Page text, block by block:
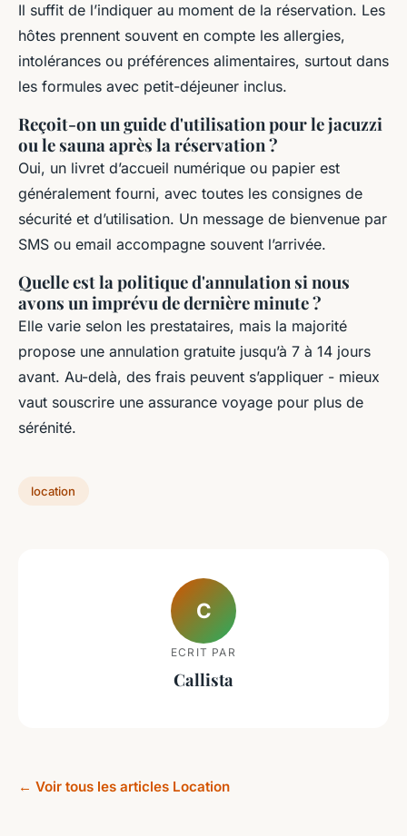
Il suffit de l’indiquer au moment de la réservation. Les
hôtes prennent souvent en compte les allergies,
intolérances ou préférences alimentaires, surtout dans
les formules avec petit-déjeuner inclus.
Reçoit-on un guide d'utilisation pour le jacuzzi
ou le sauna après la réservation ?
Oui, un livret d’accueil numérique ou papier est
généralement fourni, avec toutes les consignes de
sécurité et d’utilisation. Un message de bienvenue par
SMS ou email accompagne souvent l’arrivée.
Quelle est la politique d'annulation si nous
avons un imprévu de dernière minute ?
Elle varie selon les prestataires, mais la majorité
propose une annulation gratuite jusqu’à 7 à 14 jours
avant. Au-delà, des frais peuvent s’appliquer - mieux
vaut souscrire une assurance voyage pour plus de
sérénité.
location
C
ECRIT PAR
Callista
← Voir tous les articles Location